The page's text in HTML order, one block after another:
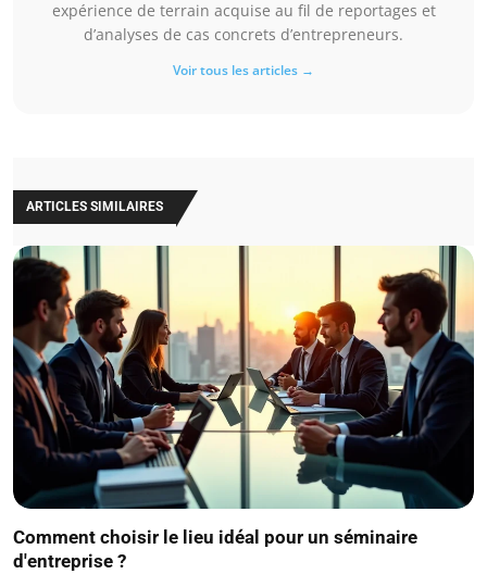
expérience de terrain acquise au fil de reportages et
d’analyses de cas concrets d’entrepreneurs.
Voir tous les articles →
ARTICLES SIMILAIRES
Comment choisir le lieu idéal pour un séminaire
d'entreprise ?